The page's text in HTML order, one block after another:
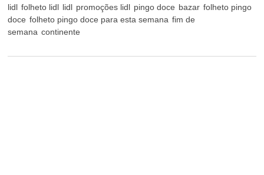
lidl folheto lidl lidl promoções lidl pingo doce bazar folheto pingo
doce folheto pingo doce para esta semana fim de
semana continente